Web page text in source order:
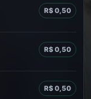
R$ 0,50
R$ 0,50
R$ 0,50